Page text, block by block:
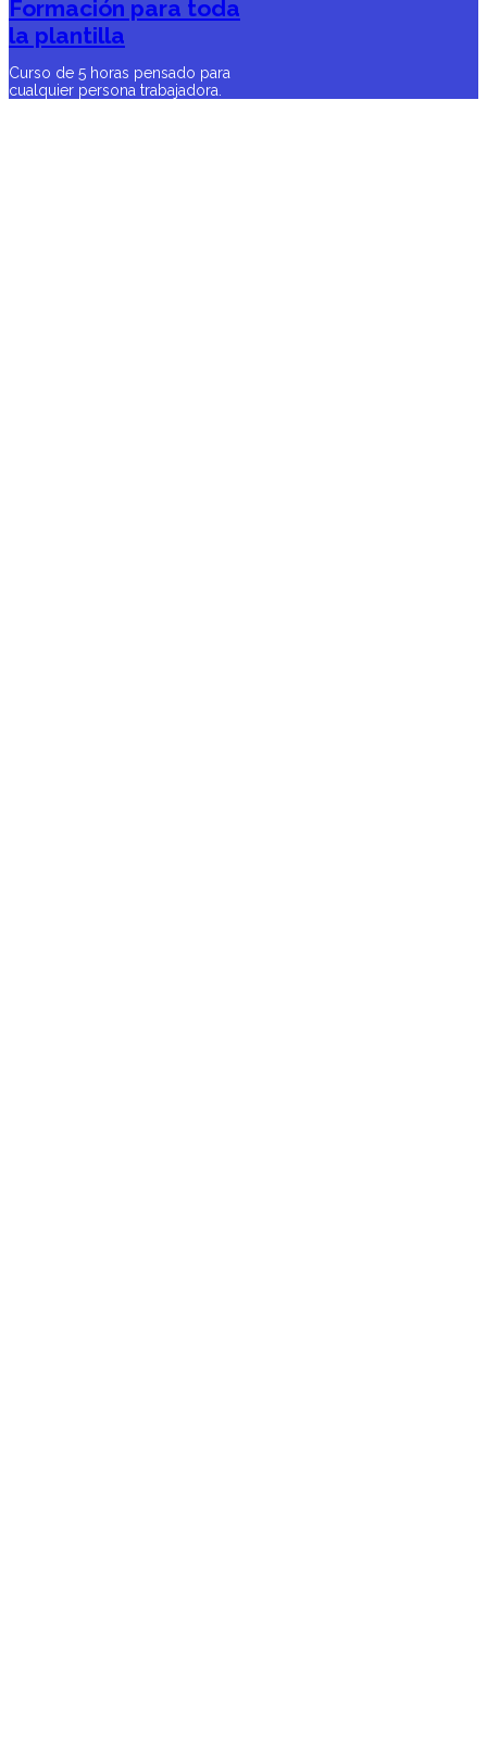
Formación para toda
la plantilla
Curso de 5 horas pensado para
cualquier persona trabajadora.